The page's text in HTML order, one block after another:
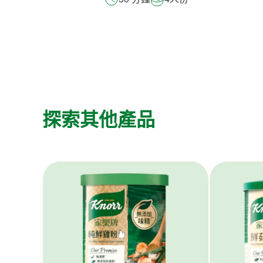
探索其他產品